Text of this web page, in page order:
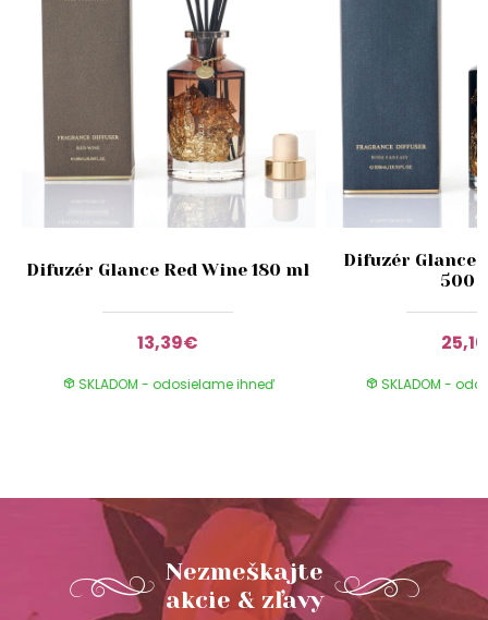
Difuzér Glance Red Wine 180 ml
13,39€
SKLADOM - odosielame ihneď
Difuzér Glance
500
SKLADOM -
Nezmeškajte
akcie & zľavy